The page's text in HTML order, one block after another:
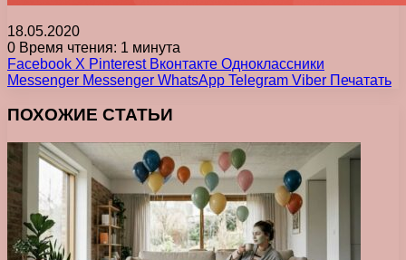
18.05.2020
0 Время чтения: 1 минута
Facebook X Pinterest Вконтакте Одноклассники
Messenger Messenger WhatsApp Telegram Viber Печатать
ПОХОЖИЕ СТАТЬИ